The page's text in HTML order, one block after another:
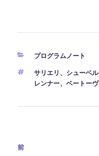
カ
ゴ
リ
プログラムノート
タ
グ
サリエリ 、 シューベル
レンナー、 ベートー
投
前
前